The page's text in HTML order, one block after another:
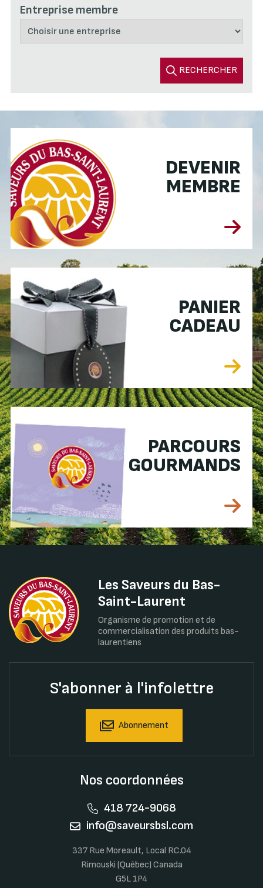
Entreprise membre
RECHERCHER
DEVENIR
MEMBRE
PANIER
CADEAU
PARCOURS
GOURMANDS
Les Saveurs du Bas-
Saint-Laurent
Organisme de promotion et de
commercialisation des produits bas-
laurentiens
S'abonner à l'infolettre
Abonnement
Nos coordonnées
418 724-9068
info@saveursbsl.com
337 Rue Moreault, Local RC.04
Rimouski (Québec) Canada
G5L 1P4